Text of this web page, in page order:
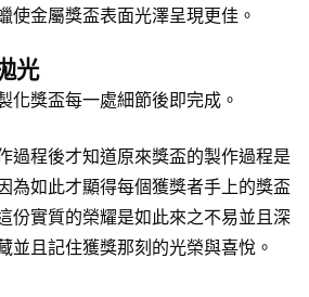
使金屬獎盃表面光澤呈現更佳。
光
化獎盃每一處細節後即完成。
過程後才知道原來獎盃的製作過程是
為如此才顯得每個獲獎者手上的獎盃
份實質的榮耀是如此來之不易並且深
並且記住獲獎那刻的光榮與喜悅。